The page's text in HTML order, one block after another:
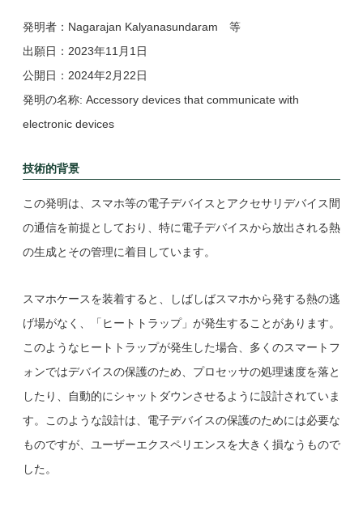
発明者：Nagarajan Kalyanasundaram 等
出願日：2023年11月1日
公開日：2024年2月22日
発明の名称: Accessory devices that communicate with
electronic devices
技術的背景
この発明は、スマホ等の電子デバイスとアクセサリデバイス間
の通信を前提としており、特に電子デバイスから放出される熱
の生成とその管理に着目しています。
スマホケースを装着すると、しばしばスマホから発する熱の逃
げ場がなく、「ヒートトラップ」が発生することがあります。
このようなヒートトラップが発生した場合、多くのスマートフ
ォンではデバイスの保護のため、プロセッサの処理速度を落と
したり、自動的にシャットダウンさせるように設計されていま
す。このような設計は、電子デバイスの保護のためには必要な
ものですが、ユーザーエクスペリエンスを大きく損なうもので
した。